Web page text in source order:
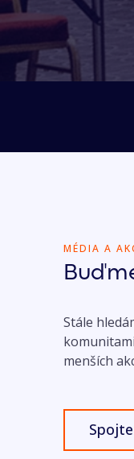
MÉDIA A
Stále
menších